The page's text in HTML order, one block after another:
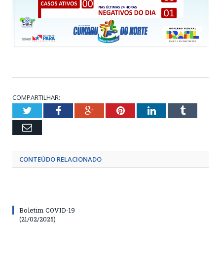
COMPARTILHAR:
TwitterFacebookGoogle+PinterestLinkedInTumblr
Email
CONTEÚDO RELACIONADO
Boletim COVID-19
(21/02/2025)